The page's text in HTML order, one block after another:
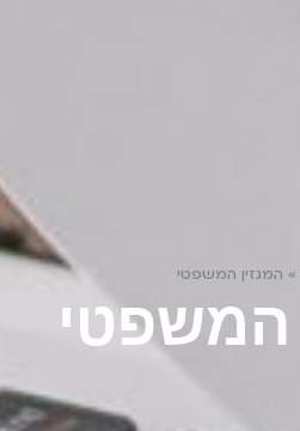
» המגזין המשפטי
המשפטי